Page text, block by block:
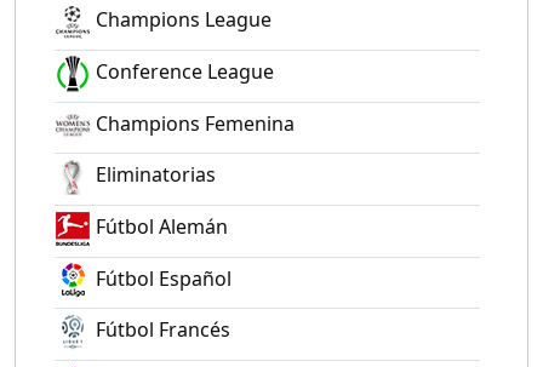
Champions League
Conference League
Champions Femenina
Eliminatorias
Fútbol Alemán
Fútbol Español
Fútbol Francés